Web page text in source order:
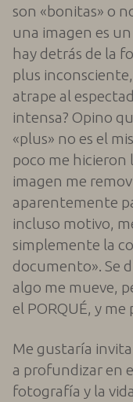
son «bonitas» o
una imagen es
hay detrás de la
plus
atrape al
intensa? Opino
«plus» no es el
poco me hicieron
imagen me
aparentemente
incluso motivo,
simplemente la
documento». Se
algo me mueve,
el PORQUÉ, y
Me gustaría
a profundizar en
fotografía y la